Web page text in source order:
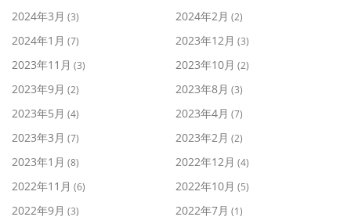
2024年3月 (3) 2024年2月 (2)
2024年1月 (7) 2023年12月 (3)
2023年11月 (3) 2023年10月 (2)
2023年9月 (2) 2023年8月 (3)
2023年5月 (4) 2023年4月 (7)
2023年3月 (7) 2023年2月 (2)
2023年1月 (8) 2022年12月 (4)
2022年11月 (6) 2022年10月 (5)
2022年9月 (3) 2022年7月 (1)